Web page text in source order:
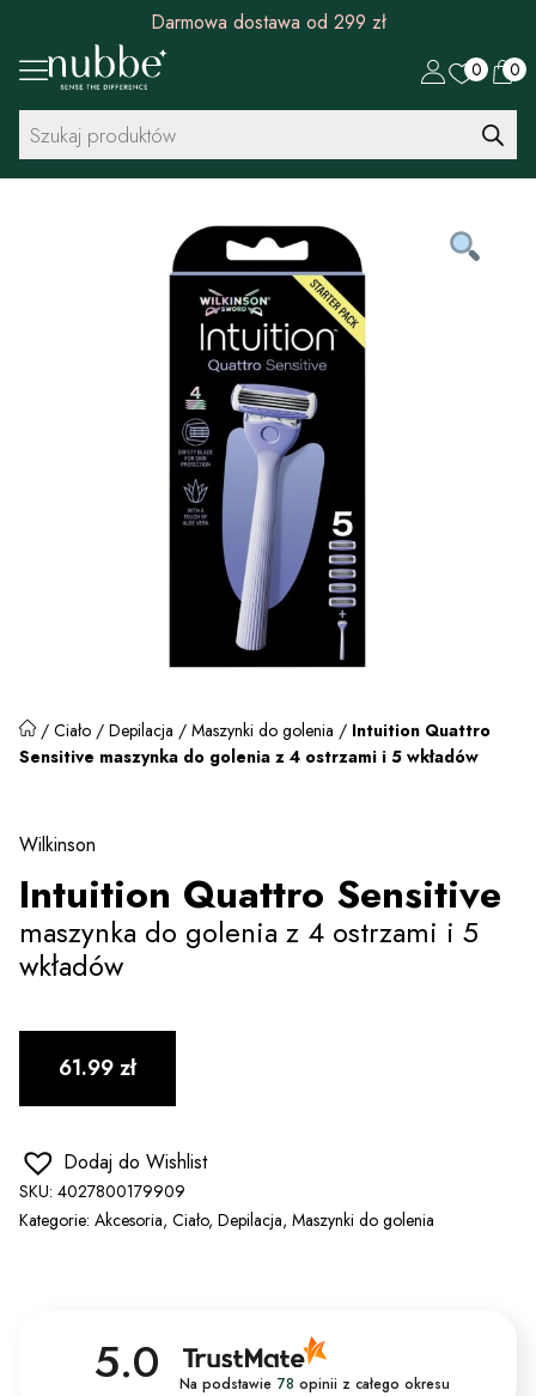
Darmowa dostawa od 299 zł
0 0
Wyszukiwarka
produktów
/ Ciało / Depilacja / Maszynki do golenia / Intuition Quattro
Sensitive maszynka do golenia z 4 ostrzami i 5 wkładów
Wilkinson
Intuition Quattro Sensitive
maszynka do golenia z 4 ostrzami i 5
wkładów
61.99zł
Dodaj do Wishlist
SKU: 4027800179909
Kategorie: Akcesoria, Ciało, Depilacja, Maszynki do golenia
5.0 Na podstawie 78 opinii z całego okresu